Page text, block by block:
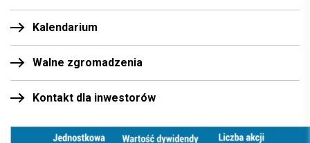
Kalendarium
Walne zgromadzenia
Kontakt dla inwestorów